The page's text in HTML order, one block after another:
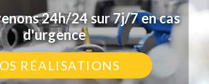
24h/24 sur 7j/7 en cas
d'urgence
RÉALISATIONS